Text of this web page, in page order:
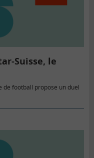
Suisse, le
de football propose un duel